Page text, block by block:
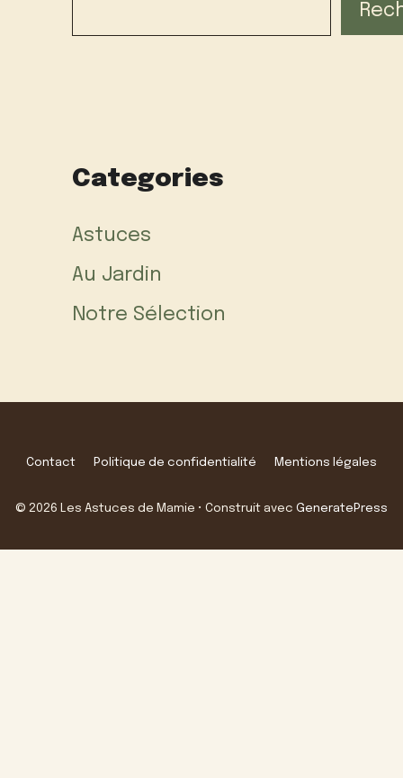
Categories
Astuces
Au Jardin
Notre Sélection
Contact Politique de confidentialité Mentions légales
© 2026 Les Astuces de Mamie • Construit avec GeneratePress